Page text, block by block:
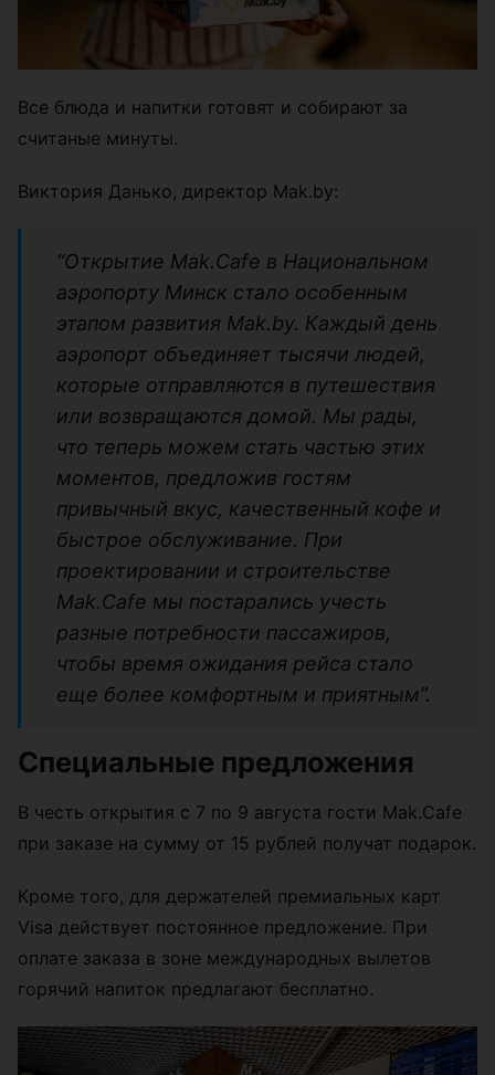
Все блюда и напитки готовят и собирают за
считаные минуты.
Виктория Данько, директор Mak.by:
“Открытие Mak.Cafe в Национальном
аэропорту Минск стало особенным
этапом развития Mak.by. Каждый день
аэропорт объединяет тысячи людей,
которые отправляются в путешествия
или возвращаются домой. Мы рады,
что теперь можем стать частью этих
моментов, предложив гостям
привычный вкус, качественный кофе и
быстрое обслуживание. При
проектировании и строительстве
Mak.Cafe мы постарались учесть
разные потребности пассажиров,
чтобы время ожидания рейса стало
еще более комфортным и приятным”.
Специальные предложения
В честь открытия с 7 по 9 августа гости Mak.Cafe
при заказе на сумму от 15 рублей получат подарок.
Кроме того, для держателей премиальных карт
Visa действует постоянное предложение. При
оплате заказа в зоне международных вылетов
горячий напиток предлагают бесплатно.